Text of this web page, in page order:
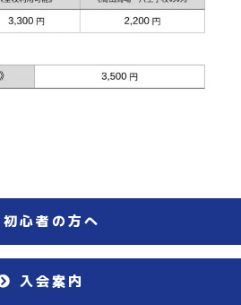
初心者の方へ
入会案内